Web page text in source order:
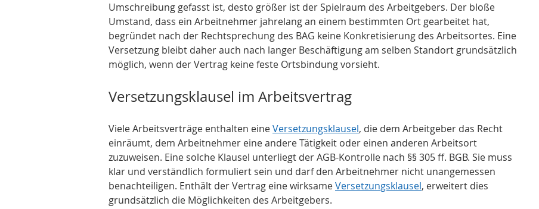
Umschreibung gefasst ist, desto größer ist der Spielraum des Arbeitgebers. Der bloße
Umstand, dass ein Arbeitnehmer jahrelang an einem bestimmten Ort gearbeitet hat,
begründet nach der Rechtsprechung des BAG keine Konkretisierung des Arbeitsortes. Eine
Versetzung bleibt daher auch nach langer Beschäftigung am selben Standort grundsätzlich
möglich, wenn der Vertrag keine feste Ortsbindung vorsieht.
Versetzungsklausel im Arbeitsvertrag
Viele Arbeitsverträge enthalten eine Versetzungsklausel, die dem Arbeitgeber das Recht
einräumt, dem Arbeitnehmer eine andere Tätigkeit oder einen anderen Arbeitsort
zuzuweisen. Eine solche Klausel unterliegt der AGB-Kontrolle nach §§ 305 ff. BGB. Sie muss
klar und verständlich formuliert sein und darf den Arbeitnehmer nicht unangemessen
benachteiligen. Enthält der Vertrag eine wirksame Versetzungsklausel, erweitert dies
grundsätzlich die Möglichkeiten des Arbeitgebers.